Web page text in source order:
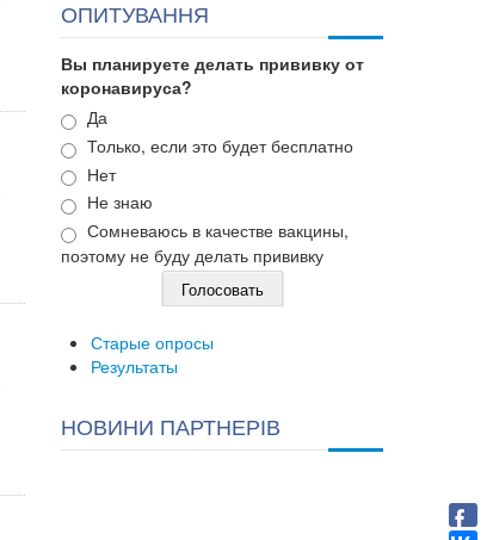
ОПИТУВАННЯ
Вы планируете делать прививку от
коронавируса?
Варианты
Да
Только, если это будет бесплатно
Нет
Не знаю
Сомневаюсь в качестве вакцины,
поэтому не буду делать прививку
Старые опросы
Результаты
НОВИНИ ПАРТНЕРІВ